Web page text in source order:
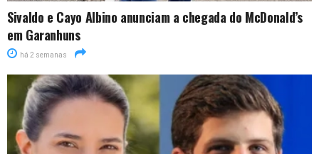
Sivaldo e Cayo Albino anunciam a chegada do McDonald’s
em Garanhuns
há 2 semanas